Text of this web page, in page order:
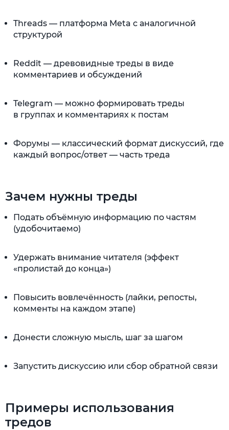
Threads — платформа Meta с аналогичной
структурой
Reddit — древовидные треды в виде
комментариев и обсуждений
Telegram — можно формировать треды
в группах и комментариях к постам
Форумы — классический формат дискуссий, где
каждый вопрос/ответ — часть треда
Зачем нужны треды
Подать объёмную информацию по частям
(удобочитаемо)
Удержать внимание читателя (эффект
«пролистай до конца»)
Повысить вовлечённость (лайки, репосты,
комменты на каждом этапе)
Донести сложную мысль, шаг за шагом
Запустить дискуссию или сбор обратной связи
Примеры использования
тредов